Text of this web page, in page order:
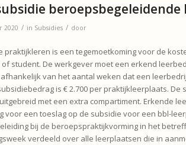
beroepsbegeleidende
2020 / in Subsidies / door
praktijkleren is een tegemoetkoming voor de
student. De werkgever moet een erkend
van het aantal weken dat een
is € 2.700 per praktijkleerplaats.
uitgebreid met een extra compartiment. Erkende
voor een toeslag op de subsidie voor een bbl-
bij de beroepspraktijkvorming in het
verdeeld over alle leerplaatsen die in